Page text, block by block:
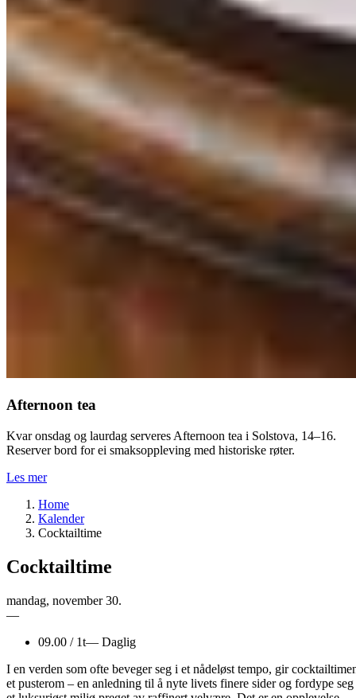
Afternoon tea
Kvar onsdag og laurdag serveres Afternoon tea i Solstova, 14–16.
Reserver bord for ei smaksoppleving med historiske røter.
Les mer
Home
Kalender
Cocktailtime
Cocktailtime
mandag, november 30.
—
09.00 / 1t— Daglig
I en verden som ofte beveger seg i et nådeløst tempo, gir
et pusterom – en anledning til å nyte livets finere sider og fordype